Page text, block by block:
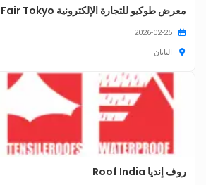
معرض طوكيو للتجارة الإلكترونية eCommerce Fair Tokyo
اليابان
روف إنديا Roof India